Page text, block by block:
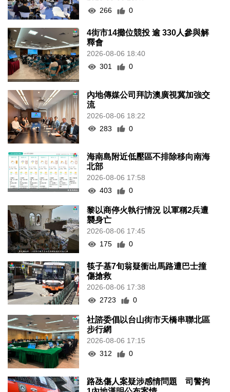
266
0
4街市14攤位競投 逾 330人參與解
釋會
2026-08-06 18:40
301
0
內地傳媒公司拜訪澳廣視冀加強交
流
2026-08-06 18:22
283
0
海南島附近低壓區不排除移向南海
北部
2026-08-06 17:58
403
0
黎以商停火執行情況 以軍稱2兵遭
襲身亡
2026-08-06 17:45
175
0
筷子基7旬翁疑衝出馬路遭巴士撞
傷搶救
2026-08-06 17:38
2723
0
社諮委倡以台山街市天橋串聯北區
步行網
2026-08-06 17:15
312
0
路氹傷人案疑涉感情問題 司警拘